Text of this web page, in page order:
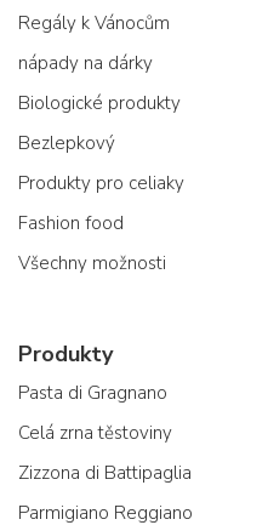
Regály k Vánocům
nápady na dárky
Biologické produkty
Bezlepkový
Produkty pro celiaky
Fashion food
Všechny možnosti
Produkty
Pasta di Gragnano
Celá zrna těstoviny
Zizzona di Battipaglia
Parmigiano Reggiano